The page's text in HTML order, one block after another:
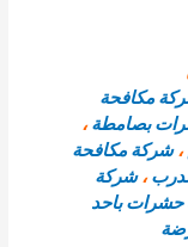
مكافحة
بصامطة،
،شركة مكافحة
،شركة
حشرات باحد